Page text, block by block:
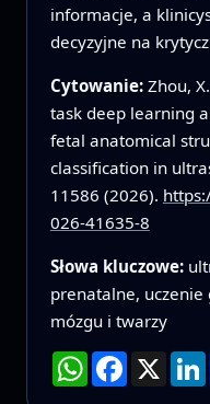
informacje, a
decyzyjne na
Cytowanie: Zhou,
task deep learning
fetal anatomical
classification in
11586 (2026).
026-41635-8
Słowa kluczowe:
prenatalne, uczenie
mózgu i twarzy
WhatsApp
Facebook
X